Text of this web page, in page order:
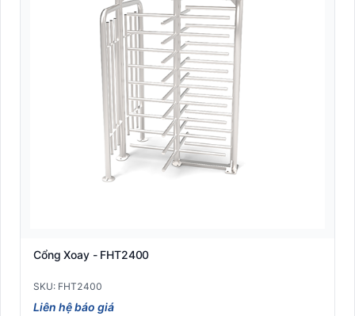
Cổng Xoay - FHT2400
SKU: FHT2400
Liên hệ báo giá